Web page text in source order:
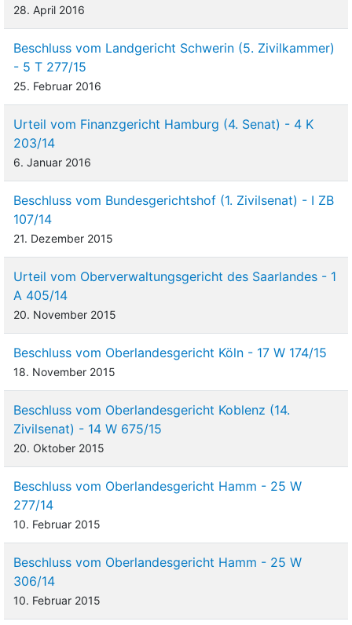
28. April 2016
Beschluss vom Landgericht Schwerin (5. Zivilkammer)
- 5 T 277/15
25. Februar 2016
Urteil vom Finanzgericht Hamburg (4. Senat) - 4 K
203/14
6. Januar 2016
Beschluss vom Bundesgerichtshof (1. Zivilsenat) - I ZB
107/14
21. Dezember 2015
Urteil vom Oberverwaltungsgericht des Saarlandes - 1
A 405/14
20. November 2015
Beschluss vom Oberlandesgericht Köln - 17 W 174/15
18. November 2015
Beschluss vom Oberlandesgericht Koblenz (14.
Zivilsenat) - 14 W 675/15
20. Oktober 2015
Beschluss vom Oberlandesgericht Hamm - 25 W
277/14
10. Februar 2015
Beschluss vom Oberlandesgericht Hamm - 25 W
306/14
10. Februar 2015